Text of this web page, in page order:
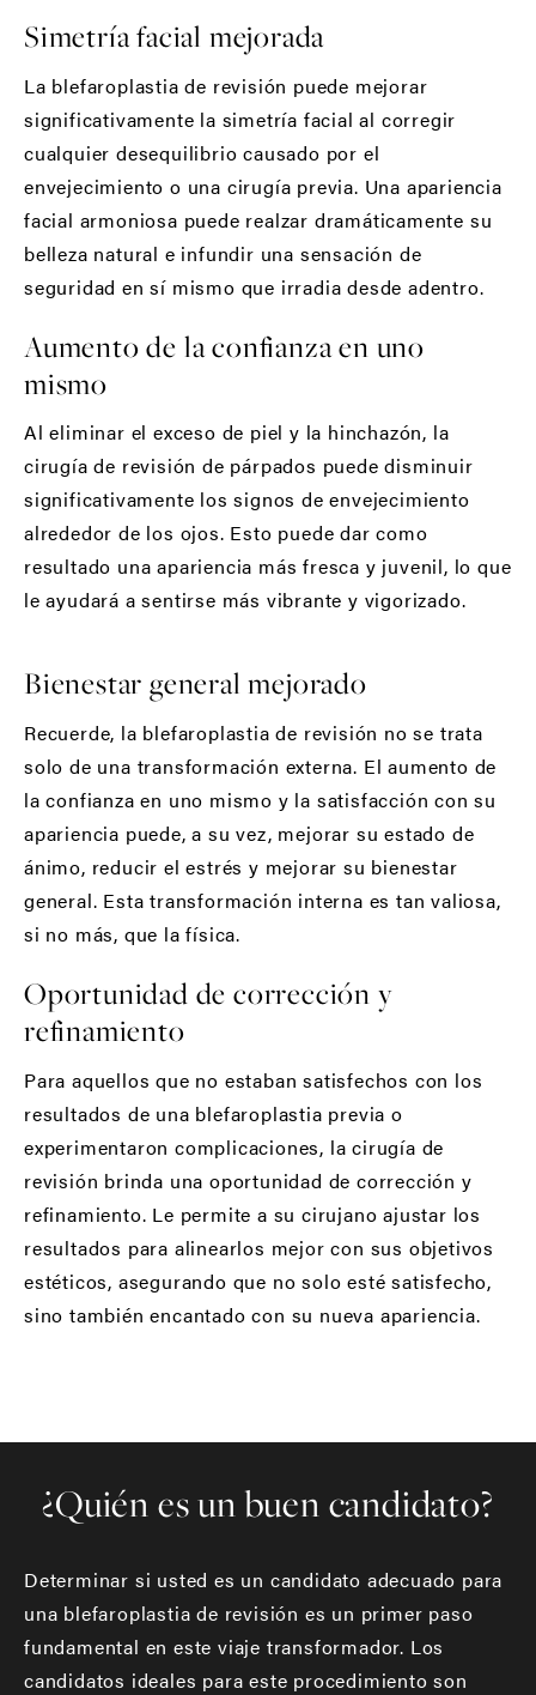
Simetría facial mejorada
La blefaroplastia de revisión puede mejorar
significativamente la simetría facial al corregir
cualquier desequilibrio causado por el
envejecimiento o una cirugía previa. Una apariencia
facial armoniosa puede realzar dramáticamente su
belleza natural e infundir una sensación de
seguridad en sí mismo que irradia desde adentro.
Aumento de la confianza en uno
mismo
Al eliminar el exceso de piel y la hinchazón, la
cirugía de revisión de párpados puede disminuir
significativamente los signos de envejecimiento
alrededor de los ojos. Esto puede dar como
resultado una apariencia más fresca y juvenil, lo que
le ayudará a sentirse más vibrante y vigorizado.
Bienestar general mejorado
Recuerde, la blefaroplastia de revisión no se trata
solo de una transformación externa. El aumento de
la confianza en uno mismo y la satisfacción con su
apariencia puede, a su vez, mejorar su estado de
ánimo, reducir el estrés y mejorar su bienestar
general. Esta transformación interna es tan valiosa,
si no más, que la física.
Oportunidad de corrección y
refinamiento
Para aquellos que no estaban satisfechos con los
resultados de una blefaroplastia previa o
experimentaron complicaciones, la cirugía de
revisión brinda una oportunidad de corrección y
refinamiento. Le permite a su cirujano ajustar los
resultados para alinearlos mejor con sus objetivos
estéticos, asegurando que no solo esté satisfecho,
sino también encantado con su nueva apariencia.
¿Quién es un buen candidato?
Determinar si usted es un candidato adecuado para
una blefaroplastia de revisión es un primer paso
fundamental en este viaje transformador. Los
candidatos ideales para este procedimiento son